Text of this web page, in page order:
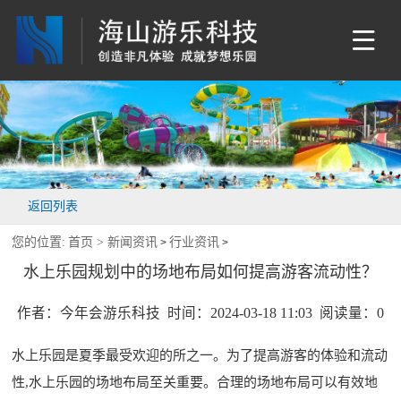
返回列表
您的位置: 首页 >新闻资讯 >行业资讯 >
水上乐园规划中的场地布局如何提高游客流动性？
作者：今年会游乐科技 时间：2024-03-18 11:03 阅读量： 0
水上乐园是夏季最受欢迎的所之一。为了提高游客的体验和流动
性,水上乐园的场地布局至关重要。合理的场地布局可以有效地